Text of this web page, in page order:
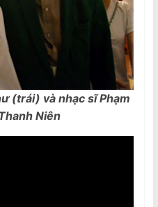
(trái) và nhạc sĩ Phạm
Niên